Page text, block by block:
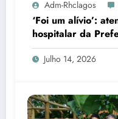
Adm-Rhclagos
‘Foi um alívio’:
hospitalar da
transforma rotina
Julho 14, 2026